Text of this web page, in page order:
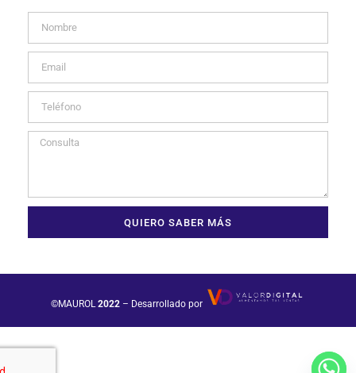
QUIERO SABER MÁS
©MAUROL2022 – Desarrollado por